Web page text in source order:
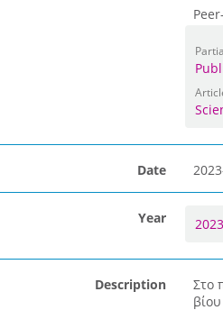
Date
Year 2023
Description
Στο